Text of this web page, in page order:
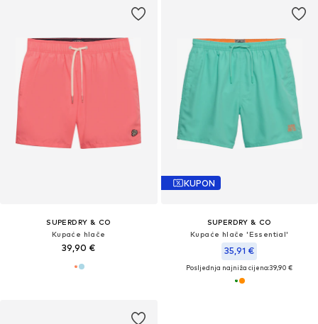
SUPERDRY & CO
Kupaće hlače
39,90 €
KUPON
SUPERDRY & CO
Kupaće hlače 'Essential'
35,91 €
Posljednja najniža cijena:39,90 €